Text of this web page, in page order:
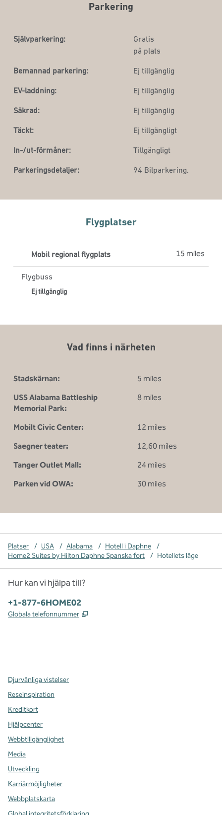
Parkering
Självparkering:
Gratis
på plats
Bemannad parkering: Ej tillgänglig
EV-laddning: Ej tillgänglig
Säkrad: Ej tillgänglig
Täckt: Ej tillgängligt
In-/ut-förmåner: Tillgängligt
Parkeringsdetaljer: 94 Bilparkering.
Flygplatser
Mobil regional flygplats 15 miles
Flygbuss
Ej tillgänglig
Vad finns i närheten
Stadskärnan:
5 miles
USS Alabama Battleship
Memorial Park:
8 miles
Mobilt Civic Center:
12 miles
Saegner teater:
12,60 miles
Tanger Outlet Mall:
24 miles
Parken vid OWA:
30 miles
Platser / USA / Alabama / Hotell i Daphne
/
Home2 Suites by Hilton Daphne Spanska fort
/ Hotellets läge
Hur kan vi hjälpa till?
Telefon:
+1-877-6HOME02
Globala telefonnummer ,
Djurvänliga vistelser
Reseinspiration
Kreditkort
Hjälpcenter
Webbtillgänglighet
Media
Utveckling
Karriärmöjligheter
Webbplatskarta